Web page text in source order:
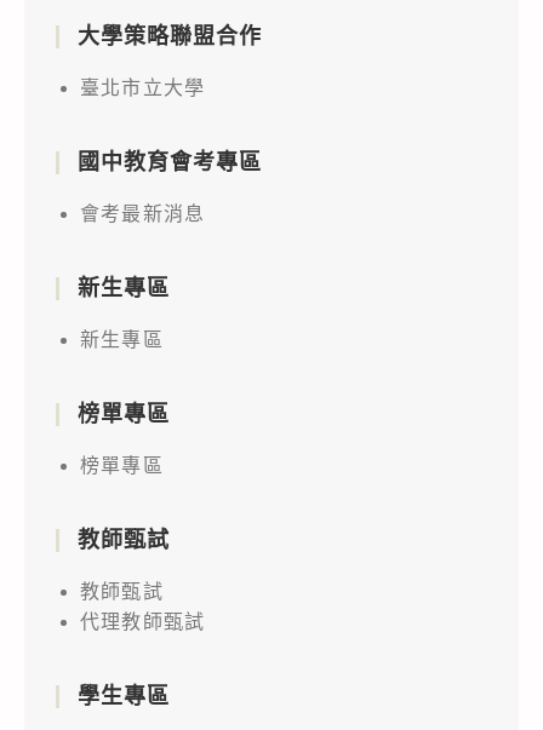
大學策略聯盟合作
臺北市立大學
國中教育會考專區
會考最新消息
新生專區
新生專區
榜單專區
榜單專區
教師甄試
教師甄試
代理教師甄試
學生專區